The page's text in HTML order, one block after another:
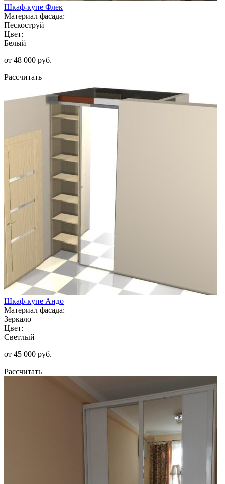
Шкаф-купе Флек
Материал фасада:
Пескоструй
Цвет:
Белый
от 48 000 руб.
Рассчитать
Шкаф-купе Андо
Материал фасада:
Зеркало
Цвет:
Светлый
от 45 000 руб.
Рассчитать